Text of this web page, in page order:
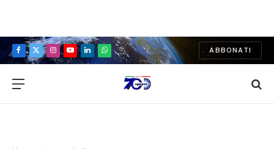
Facebook
X
Instagram
YouTubeLinkedInWhatsApp
ABBONATI